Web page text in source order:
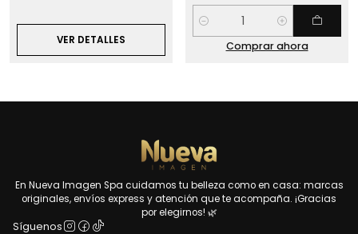
VER DETALLES
Cantidad
Comprar ahora
En Nueva Imagen Spa cuidamos tu belleza como en casa: marcas
originales, envíos express y atención que te acompaña. ¡Gracias
por elegirnos! 🌿
Síguenos